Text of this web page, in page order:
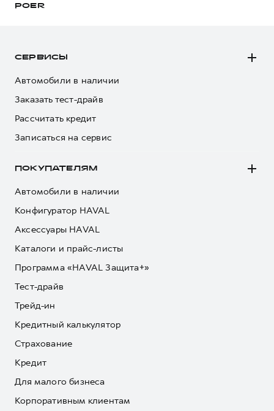
POER
СЕРВИСЫ
Автомобили в наличии
Заказать тест-драйв
Рассчитать кредит
Записаться на сервис
ПОКУПАТЕЛЯМ
Автомобили в наличии
Конфигуратор HAVAL
Аксессуары HAVAL
Каталоги и прайс-листы
Программа «HAVAL Защита+»
Тест-драйв
Трейд-ин
Кредитный калькулятор
Страхование
Кредит
Для малого бизнеса
Корпоративным клиентам